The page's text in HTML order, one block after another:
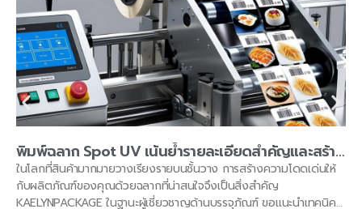
พิมพ์ฉลาก Spot UV เน้นย้ำรายละเอียดสำคัญและสร้าง
ความโดดเด่น โดย KAELYNPACKAGE
ในโลกที่สินค้ามากมายวางเรียงรายบนชั้นวาง การสร้างความโดดเด่นให้
กับผลิตภัณฑ์ของคุณด้วยฉลากที่น่าสนใจจึงเป็นสิ่งสำคัญ
KAELYNPACKAGE ในฐานะผู้เชี่ยวชาญด้านบรรจุภัณฑ์ ขอแนะนำเทคนิค